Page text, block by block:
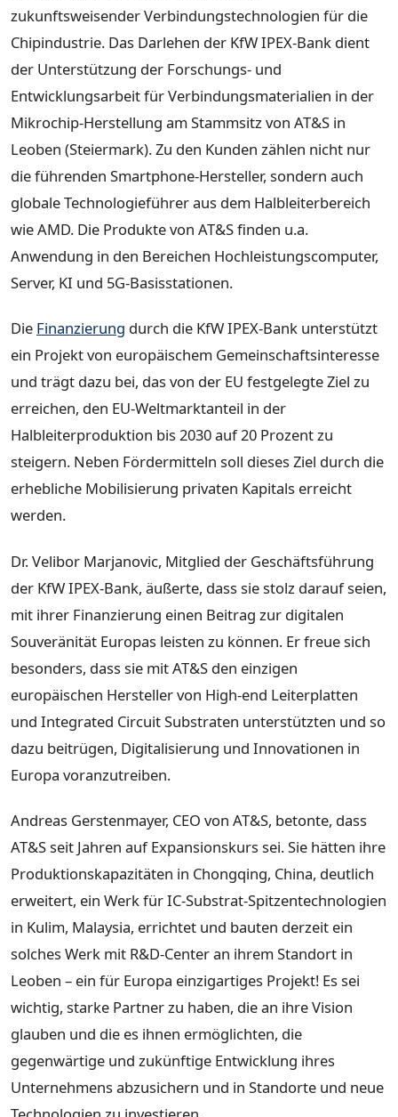
zukunftsweisender Verbindungstechnologien für die
Chipindustrie. Das Darlehen der KfW IPEX-Bank dient
der Unterstützung der Forschungs- und
Entwicklungsarbeit für Verbindungsmaterialien in der
Mikrochip-Herstellung am Stammsitz von AT&S in
Leoben (Steiermark). Zu den Kunden zählen nicht nur
die führenden Smartphone-Hersteller, sondern auch
globale Technologieführer aus dem Halbleiterbereich
wie AMD. Die Produkte von AT&S finden u.a.
Anwendung in den Bereichen Hochleistungscomputer,
Server, KI und 5G-Basisstationen.
Die Finanzierung durch die KfW IPEX-Bank unterstützt
ein Projekt von europäischem Gemeinschaftsinteresse
und trägt dazu bei, das von der EU festgelegte Ziel zu
erreichen, den EU-Weltmarktanteil in der
Halbleiterproduktion bis 2030 auf 20 Prozent zu
steigern. Neben Fördermitteln soll dieses Ziel durch die
erhebliche Mobilisierung privaten Kapitals erreicht
werden.
Dr. Velibor Marjanovic, Mitglied der Geschäftsführung
der KfW IPEX-Bank, äußerte, dass sie stolz darauf seien,
mit ihrer Finanzierung einen Beitrag zur digitalen
Souveränität Europas leisten zu können. Er freue sich
besonders, dass sie mit AT&S den einzigen
europäischen Hersteller von High-end Leiterplatten
und Integrated Circuit Substraten unterstützten und so
dazu beitrügen, Digitalisierung und Innovationen in
Europa voranzutreiben.
Andreas Gerstenmayer, CEO von AT&S, betonte, dass
AT&S seit Jahren auf Expansionskurs sei. Sie hätten ihre
Produktionskapazitäten in Chongqing, China, deutlich
erweitert, ein Werk für IC-Substrat-Spitzentechnologien
in Kulim, Malaysia, errichtet und bauten derzeit ein
solches Werk mit R&D-Center an ihrem Standort in
Leoben – ein für Europa einzigartiges Projekt! Es sei
wichtig, starke Partner zu haben, die an ihre Vision
glauben und die es ihnen ermöglichten, die
gegenwärtige und zukünftige Entwicklung ihres
Unternehmens abzusichern und in Standorte und neue